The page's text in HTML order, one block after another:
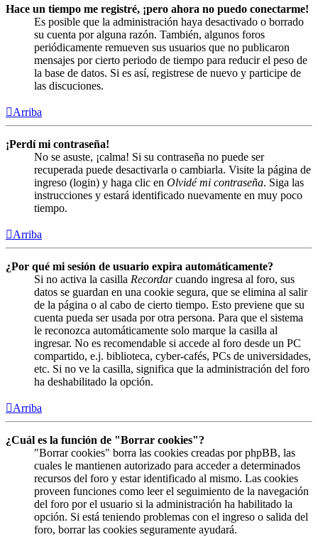
Hace un tiempo me registré, ¡pero ahora no puedo conectarme!
Es posible que la administración haya desactivado o borrado
su cuenta por alguna razón. También, algunos foros
periódicamente remueven sus usuarios que no publicaron
mensajes por cierto periodo de tiempo para reducir el peso de
la base de datos. Si es así, registrese de nuevo y participe de
las discuciones.
Arriba
¡Perdí mi contraseña!
No se asuste, ¡calma! Si su contraseña no puede ser
recuperada puede desactivarla o cambiarla. Visite la página de
ingreso (login) y haga clic en Olvidé mi contraseña. Siga las
instrucciones y estará identificado nuevamente en muy poco
tiempo.
Arriba
¿Por qué mi sesión de usuario expira automáticamente?
Si no activa la casilla Recordarcuando ingresa al foro, sus
datos se guardan en una cookie segura, que se elimina al salir
de la página o al cabo de cierto tiempo. Esto previene que su
cuenta pueda ser usada por otra persona. Para que el sistema
le reconozca automáticamente solo marque la casilla al
ingresar. No es recomendable si accede al foro desde un PC
compartido, e.j. biblioteca, cyber-cafés, PCs de universidades,
etc. Si no ve la casilla, significa que la administración del foro
ha deshabilitado la opción.
Arriba
¿Cuál es la función de "Borrar cookies"?
"Borrar cookies" borra las cookies creadas por phpBB, las
cuales le mantienen autorizado para acceder a determinados
recursos del foro y estar identificado al mismo. Las cookies
proveen funciones como leer el seguimiento de la navegación
del foro por el usuario si la administración ha habilitado la
opción. Si está teniendo problemas con el ingreso o salida del
foro, borrar las cookies seguramente ayudará.